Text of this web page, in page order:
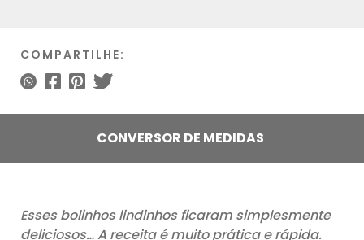
COMPARTILHE:
CONVERSOR DE MEDIDAS
Esses bolinhos lindinhos ficaram simplesmente
deliciosos… A receita é muito prática e rápida.